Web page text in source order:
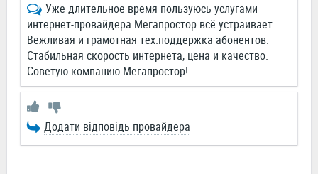
Уже длительное время пользуюсь услугами
интернет-провайдера Мегапростор всё устраивает.
Вежливая и грамотная тех.поддержка абонентов.
Стабильная скорость интернета, цена и качество.
Советую компанию Мегапростор!
Додати відповідь провайдера